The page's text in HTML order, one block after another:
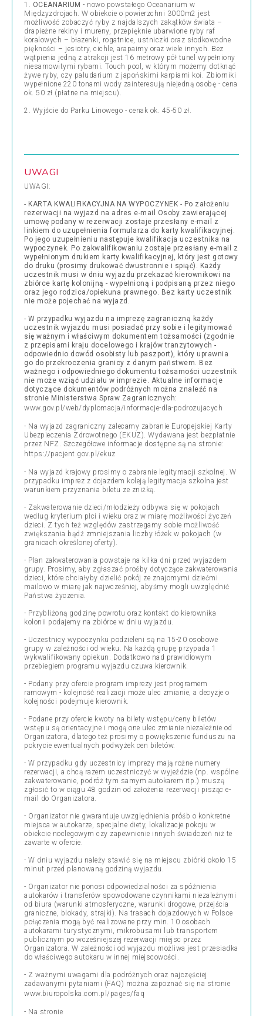
1. OCEANARIUM - nowo powstałego Oceanarium w
Międzyzdrojach. W obiekcie o powierzchni 3000m2 jest
możliwość zobaczyć ryby z najdalszych zakątków świata –
drapieżne rekiny i mureny, przepięknie ubarwione ryby raf
koralowych – błazenki, rogatnice, ustniczki oraz słodkowodne
piękności – jesiotry, cichle, arapaimy oraz wiele innych. Bez
wątpienia jedną z atrakcji jest 16 metrowy pół tunel wypełniony
niesamowitymi rybami. Touch pool, w którym możemy dotknąć
żywe ryby, czy paludarium z japońskimi karpiami koi. Zbiorniki
wypełnione 220 tonami wody zainteresują niejedną osobę - cena
ok. 50 zł (płatne na miejscu).
2. Wyjście do Parku Linowego - cenak ok. 45-50 zł.
UWAGI
UWAGI:
- KARTA KWALIFIKACYJNA NA WYPOCZYNEK - Po założeniu
rezerwacji na wyjazd na adres e-mail Osoby zawierającej
umowę podany w rezerwacji zostaje przesłany e-mail z
linkiem do uzupełnienia formularza do karty kwalifikacyjnej.
Po jego uzupełnieniu następuje kwalifikacja uczestnika na
wypoczynek. Po zakwalifikowaniu zostaje przesłany e-mail z
wypełnionym drukiem karty kwalifikacyjnej, który jest gotowy
do druku (prosimy drukować dwustronnie i spiąć). Każdy
uczestnik musi w dniu wyjazdu przekazać kierownikowi na
zbiórce kartę kolonijną - wypełnioną i podpisaną przez niego
oraz jego rodzica/opiekuna prawnego. Bez karty uczestnik
nie może pojechać na wyjazd.
- W przypadku wyjazdu na imprezę zagraniczną każdy
uczestnik wyjazdu musi posiadać przy sobie i legitymować
się ważnym i właściwym dokumentem tożsamości (zgodnie
z przepisami kraju docelowego i krajów tranzytowych -
odpowiednio dowód osobisty lub paszport), który uprawnia
go do przekroczenia granicy z danym państwem. Bez
ważnego i odpowiedniego dokumentu tożsamości uczestnik
nie może wziąć udziału w imprezie. Aktualne informacje
dotyczące dokumentów podróżnych można znaleźć na
stronie Ministerstwa Spraw Zagranicznych:
www.gov.pl/web/dyplomacja/informacje-dla-podrozujacych
- Na wyjazd zagraniczny zalecamy zabranie Europejskiej Karty
Ubezpieczenia Zdrowotnego (EKUZ). Wydawana jest bezpłatnie
przez NFZ. Szczegółowe informacje dostępne są na stronie:
https://pacjent.gov.pl/ekuz
- Na wyjazd krajowy prosimy o zabranie legitymacji szkolnej. W
przypadku imprez z dojazdem koleją legitymacja szkolna jest
warunkiem przyznania biletu ze zniżką.
- Zakwaterowanie dzieci/młodzieży odbywa się w pokojach
według kryterium płci i wieku oraz w miarę możliwości życzeń
dzieci. Z tych też względów zastrzegamy sobie możliwość
zwiększania bądź zmniejszania liczby łóżek w pokojach (w
granicach określonej oferty).
- Plan zakwaterowania powstaje na kilka dni przed wyjazdem
grupy. Prosimy, aby zgłaszać prośby dotyczące zakwaterowania
dzieci, które chciałyby dzielić pokój ze znajomymi dziećmi
mailowo w miarę jak najwcześniej, abyśmy mogli uwzględnić
Państwa życzenia.
- Przybliżoną godzinę powrotu oraz kontakt do kierownika
kolonii podajemy na zbiórce w dniu wyjazdu.
- Uczestnicy wypoczynku podzieleni są na 15-20 osobowe
grupy w zależności od wieku. Na każdą grupę przypada 1
wykwalifikowany opiekun. Dodatkowo nad prawidłowym
przebiegiem programu wyjazdu czuwa kierownik.
- Podany przy ofercie program imprezy jest programem
ramowym - kolejność realizacji może ulec zmianie, a decyzje o
kolejności podejmuje kierownik.
- Podane przy ofercie kwoty na bilety wstępu/ceny biletów
wstępu są orientacyjne i mogą one ulec zmianie niezależnie od
Organizatora, dlatego też prosimy o powiększenie funduszu na
pokrycie ewentualnych podwyżek cen biletów.
- W przypadku gdy uczestnicy imprezy mają rożne numery
rezerwacji, a chcą razem uczestniczyć w wyjeździe (np. wspólne
zakwaterowanie, podróż tym samym autokarem itp.) muszą
zgłosić to w ciągu 48 godzin od założenia rezerwacji pisząc e-
mail do Organizatora.
- Organizator nie gwarantuje uwzględnienia próśb o konkretne
miejsca w autokarze, specjalne diety, lokalizacje pokoju w
obiekcie noclegowym czy zapewnienie innych świadczeń niż te
zawarte w ofercie.
- W dniu wyjazdu należy stawić się na miejscu zbiórki około 15
minut przed planowaną godziną wyjazdu.
- Organizator nie ponosi odpowiedzialności za spóźnienia
autokarów i transferów spowodowane czynnikami niezależnymi
od biura (warunki atmosferyczne, warunki drogowe, przejścia
graniczne, blokady, strajki). Na trasach dojazdowych w Polsce
połączenia mogą być realizowane przy min. 10 osobach
autokarami turystycznymi, mikrobusami lub transportem
publicznym po wcześniejszej rezerwacji miejsc przez
Organizatora. W zależności od wyjazdu możliwa jest przesiadka
do właściwego autokaru w innej miejscowości.
- Z ważnymi uwagami dla podróżnych oraz najczęściej
zadawanymi pytaniami (FAQ) można zapoznać się na stronie
www.biuropolska.com.pl/pages/faq
- Na stronie